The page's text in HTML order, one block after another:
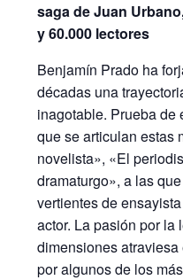
saga de Juan
y 60.000 lectores
Benjamín Prado ha
décadas una
inagotable. Prueba de
que se articulan estas
novelista», «El
dramaturgo», a las
vertientes de
actor. La pasión por la
dimensiones
por algunos de los